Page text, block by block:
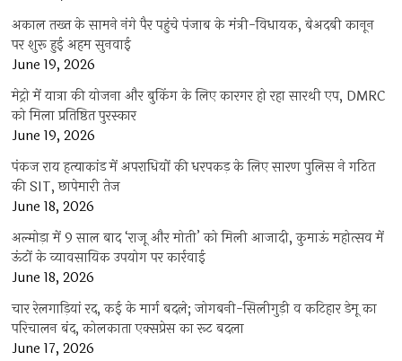
अकाल तख्त के सामने नंगे पैर पहुंचे पंजाब के मंत्री-विधायक, बेअदबी कानून
पर शुरू हुई अहम सुनवाई
June 19, 2026
मेट्रो में यात्रा की योजना और बुकिंग के लिए कारगर हो रहा सारथी एप, DMRC
को मिला प्रतिष्ठित पुरस्कार
June 19, 2026
पंकज राय हत्याकांड में अपराधियों की धरपकड़ के लिए सारण पुलिस ने गठित
की SIT, छापेमारी तेज
June 18, 2026
अल्मोड़ा में 9 साल बाद ‘राजू और मोती’ को मिली आजादी, कुमाऊं महोत्सव में
ऊंटों के व्यावसायिक उपयोग पर कार्रवाई
June 18, 2026
चार रेलगाड़ियां रद, कई के मार्ग बदले; जोगबनी-सिलीगुड़ी व कटिहार डेमू का
परिचालन बंद, कोलकाता एक्सप्रेस का रूट बदला
June 17, 2026